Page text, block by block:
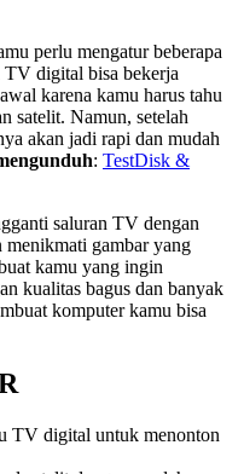
perlu mengatur beberapa
TV digital bisa bekerja
karena kamu harus tahu
satelit. Namun, setelah
akan jadi rapi dan mudah
: TestDisk &
saluran TV dengan
menikmati gambar yang
kamu yang ingin
kualitas bagus dan banyak
komputer kamu bisa
TV digital untuk menonton